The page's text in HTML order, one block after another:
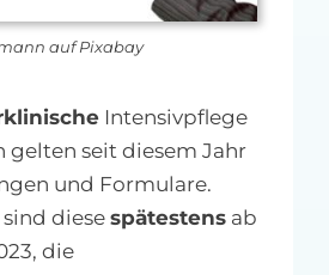
auf Pixabay
Intensivpflege
gelten seit diesem Jahr
und Formulare.
diese spätestensab
die